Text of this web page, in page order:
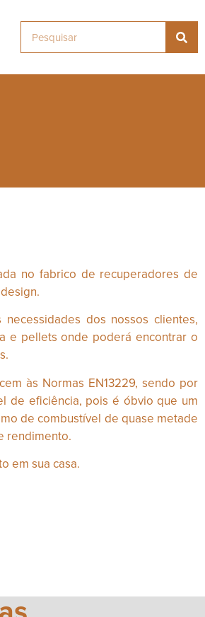
no fabrico de recuperadores de
dos nossos clientes,
e pellets onde poderá encontrar o
às Normas EN13229, sendo por
de eficiência, pois é óbvio que um
de combustível de quase metade
rendimento.
em sua casa.